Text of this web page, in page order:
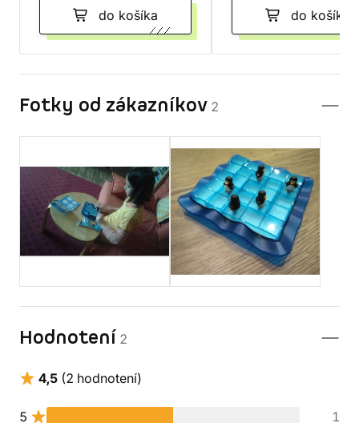
do košíka do košíka
Fotky od zákazníkov 2
Hodnotení 2
4,5 (2 hodnotení)
5 1